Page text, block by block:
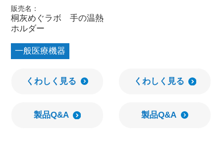
販売名：
桐灰めぐラボ 手の温熱
ホルダー
一般医療機器
くわしく見る
製品Q&A
くわしく見る
製品Q&A